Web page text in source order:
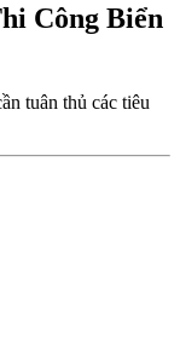
Công Biển
tuân thủ các tiêu